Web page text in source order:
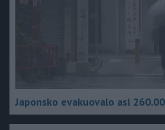
Japonsko evakuovalo asi